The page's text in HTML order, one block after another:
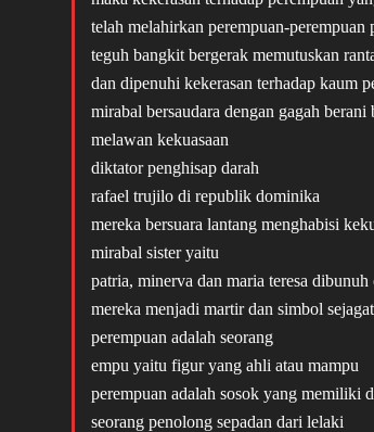
telah melahirkan perempuan-perempuan
teguh bangkit bergerak memutuskan
dan dipenuhi kekerasan terhadap kaum
mirabal bersaudara dengan gagah berani
melawan kekuasaan
diktator penghisap darah
rafael trujilo di republik dominika
mereka bersuara lantang menghabisi
mirabal sister yaitu
patria, minerva dan maria teresa
mereka menjadi martir dan simbol
perempuan adalah seorang
empu yaitu figur yang ahli atau mampu
perempuan adalah sosok yang memiliki
seorang penolong sepadan dari lelaki